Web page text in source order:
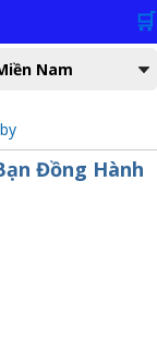
🛒
Nam
Đồng Hành